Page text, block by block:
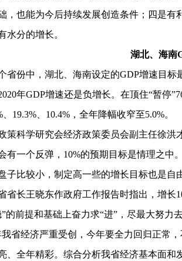
，也能为今后持续发展创造条件；四是
水分的增长。
湖北、海南
省份中，湖北、海南设定的GDP增速目标
年GDP增速还是负增长。在顶住“暂停
、19.3%、10.4%，全年降幅收窄至5.0%。
策科学研究会经济政策委员会副主任徐
有一个反弹，10%的预期目标是情理之
子比较小，制定高一些的增长目标也是自
省长王晓东作政府工作报告时指出，增长
”的前提和基础上奋力求“进”，尽最大努力
我省经济严重受创，今年要全力回归正常
、全年精彩。综合分析我省经济基本面和